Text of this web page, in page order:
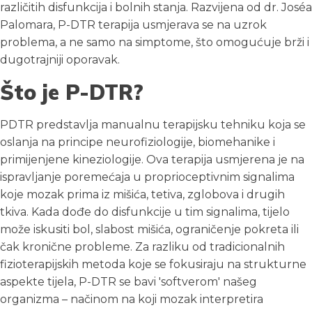
različitih disfunkcija i bolnih stanja. Razvijena od dr. Joséa
Palomara, P-DTR terapija usmjerava se na uzrok
problema, a ne samo na simptome, što omogućuje brži i
dugotrajniji oporavak.
Što je P-DTR?
PDTR predstavlja manualnu terapijsku tehniku koja se
oslanja na principe neurofiziologije, biomehanike i
primijenjene kineziologije. Ova terapija usmjerena je na
ispravljanje poremećaja u proprioceptivnim signalima
koje mozak prima iz mišića, tetiva, zglobova i drugih
tkiva. Kada dođe do disfunkcije u tim signalima, tijelo
može iskusiti bol, slabost mišića, ograničenje pokreta ili
čak kronične probleme. Za razliku od tradicionalnih
fizioterapijskih metoda koje se fokusiraju na strukturne
aspekte tijela, P-DTR se bavi 'softverom' našeg
organizma – načinom na koji mozak interpretira